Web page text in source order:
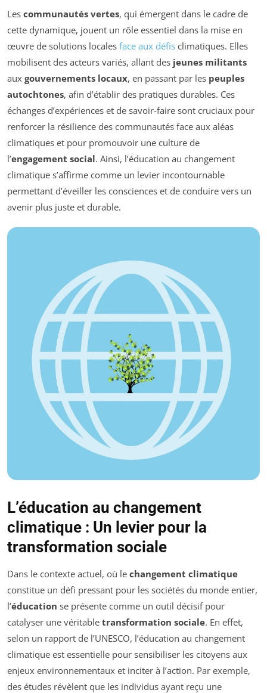
Les communautés vertes, qui émergent dans le cadre de
cette dynamique, jouent un rôle essentiel dans la mise en
œuvre de solutions locales face aux défis climatiques. Elles
mobilisent des acteurs variés, allant des jeunes militants
aux gouvernements locaux, en passant par les peuples
autochtones, afin d’établir des pratiques durables. Ces
échanges d’expériences et de savoir-faire sont cruciaux pour
renforcer la résilience des communautés face aux aléas
climatiques et pour promouvoir une culture de
l’engagement social. Ainsi, l’éducation au changement
climatique s’affirme comme un levier incontournable
permettant d’éveiller les consciences et de conduire vers un
avenir plus juste et durable.
L’éducation au changement
climatique : Un levier pour la
transformation sociale
Dans le contexte actuel, où le changement climatique
constitue un défi pressant pour les sociétés du monde entier,
l’éducation se présente comme un outil décisif pour
catalyser une véritable transformation sociale. En effet,
selon un rapport de l’UNESCO, l’éducation au changement
climatique est essentielle pour sensibiliser les citoyens aux
enjeux environnementaux et inciter à l’action. Par exemple,
des études révèlent que les individus ayant reçu une